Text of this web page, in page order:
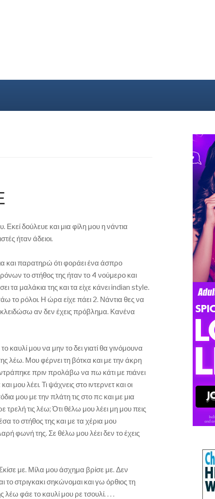
δούλευε και μια φίλη μου η νάντια
ήταν άδειοι.
και παρατηρώ ότι φοράει ένα άσπρο
το στήθος της ήταν το 4 νούμερο και
τα μαλάκια της και τα είχε κάνει indian style.
το ρόλοι. Η ώρα είχε πάει 2. Νάντια θες να
αν δεν έχεις πρόβλημα. Κανένα
μου να μην το δει γιατί θα γινόμουνα
λέω. Μου φέρνει τη βότκα και με την άκρη
πριν προλάβω να πω κάτι με πιάνει
μου λέει. Τι ψάχνεις στο ιντερνετ και οι
μου με την πλάτη τις στο πc και με μια
τις λέω; Ότι θέλω μου λέει μη μου πεις
το στήθος της και με τα χέρια μου
φωνή της. Σε θέλω μου λέει δεν το έχεις
με. Μίλα μου άσχημα βρίσε με. Δεν
στριγκακι σηκώνομαι και γω όρθιος τη
φάε το καυλί μου ρε τσουλί. . . .